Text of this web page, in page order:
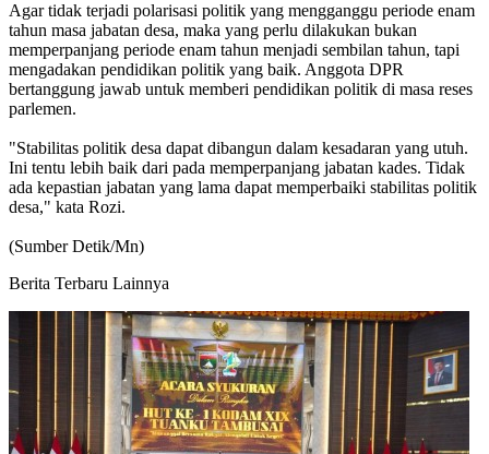
Agar tidak terjadi polarisasi politik yang mengganggu periode enam
tahun masa jabatan desa, maka yang perlu dilakukan bukan
memperpanjang periode enam tahun menjadi sembilan tahun, tapi
mengadakan pendidikan politik yang baik. Anggota DPR
bertanggung jawab untuk memberi pendidikan politik di masa reses
parlemen.
"Stabilitas politik desa dapat dibangun dalam kesadaran yang utuh.
Ini tentu lebih baik dari pada memperpanjang jabatan kades. Tidak
ada kepastian jabatan yang lama dapat memperbaiki stabilitas politik
desa," kata Rozi.
(Sumber Detik/Mn)
Berita Terbaru Lainnya